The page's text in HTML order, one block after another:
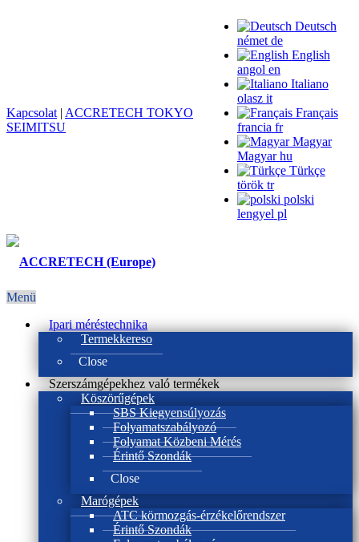
Deutsch
német de
English
angol en
Italiano
olasz it
Français
francia fr
Magyar
Magyar hu
Türkçe
török tr
polski
lengyel pl
Kapcsolat | ACCRETECH TOKYO
SEIMITSU
Menü
Ipari méréstechnika
Termekkereso
Close
Szerszámgépekhez való termékek
Köszörűgépek
SBS Kiegyensúlyozás
Folyamatszabályozó
Folyamat Közbeni Mérés
Érintő Szondák
Close
Marógépek
ATC körmozgás-érzékelőrendszer
Érintő Szondák